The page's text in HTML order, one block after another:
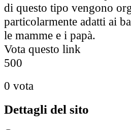
di questo tipo vengono
particolarmente adatti ai
le mamme e i papà.
Vota questo link
500
0 vota
Dettagli del sito